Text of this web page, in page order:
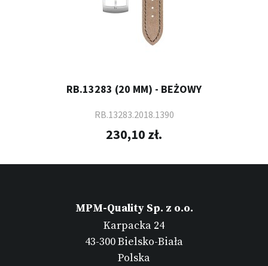
RB.13283 (20 MM) - BEŻOWY
RB.13283.2018.1390
230,10 zł.
MPM-Quality Sp. z o.o.
Karpacka 24
43-300 Bielsko-Biała
Polska